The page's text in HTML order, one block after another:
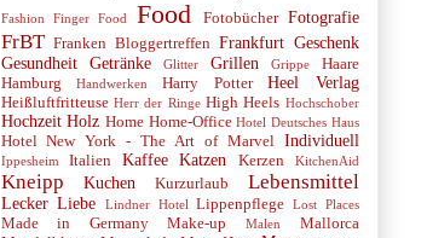
Fashion Finger Food Food Fotobücher Fotografie
FrBT Franken Bloggertreffen Frankfurt Geschenk
Gesundheit
Getränke Glitter Grillen Grippe
Haare
Hamburg
Handwerken Harry Potter Heel Verlag
Heißluftfritteuse Herr der Ringe High Heels Hochschober
Hochzeit Holz Home Home-Office Hotel Deutsches Haus
Hotel New York - The Art of Marvel Individuell
Ippesheim Italien Kaffee Katzen Kerzen KitchenAid
Kneipp Kuchen Kurzurlaub Lebensmittel
Lecker Liebe Lindner Hotel Lippenpflege Lost Places
Made in Germany Make-up Malen
Mallorca